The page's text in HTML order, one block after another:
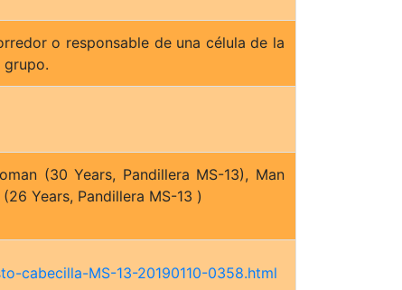
o responsable de una célula de la
grupo.
(30 Years, Pandillera MS-13), Man
Years, Pandillera MS-13 )
cabecilla-MS-13-20190110-0358.html